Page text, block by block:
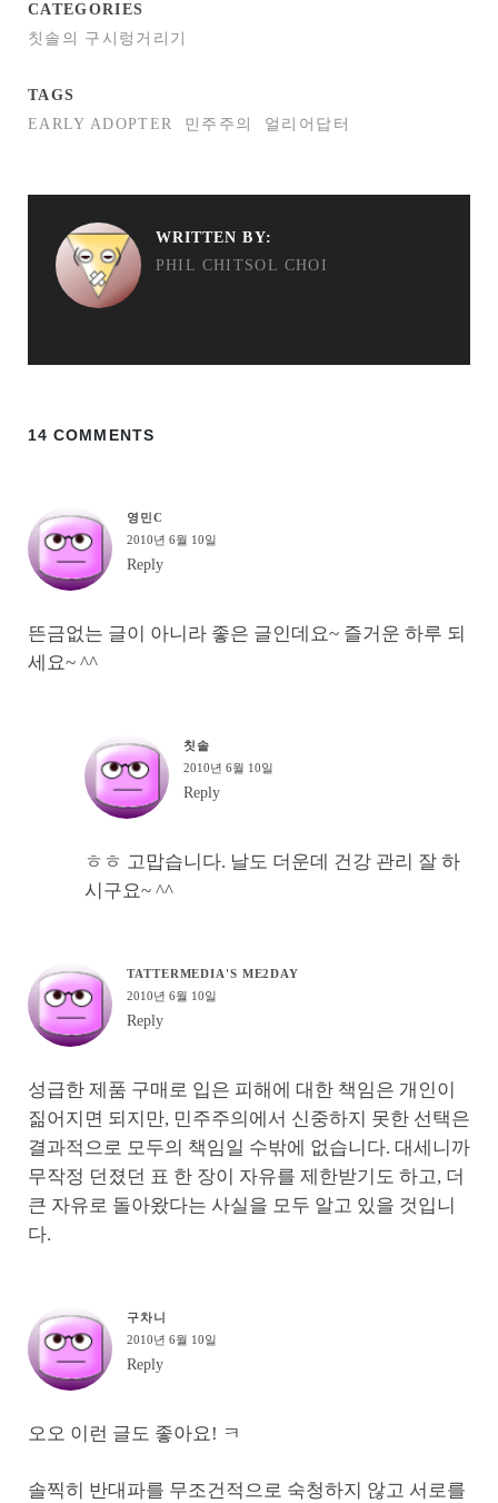
CATEGORIES
칫솔의 구시렁거리기
TAGS
EARLY ADOPTER
민주주의 얼리어답터
WRITTEN BY:
PHIL CHITSOL CHOI
14 COMMENTS
영민C
2010년 6월 10일
Reply
뜬금없는 글이 아니라 좋은 글인데요~ 즐거운 하루 되
세요~ ^^
칫솔
2010년 6월 10일
Reply
ㅎㅎ 고맙습니다. 날도 더운데 건강 관리 잘 하
시구요~ ^^
TATTERMEDIA'S ME2DAY
2010년 6월 10일
Reply
성급한 제품 구매로 입은 피해에 대한 책임은 개인이
짊어지면 되지만, 민주주의에서 신중하지 못한 선택은
결과적으로 모두의 책임일 수밖에 없습니다. 대세니까
무작정 던졌던 표 한 장이 자유를 제한받기도 하고, 더
큰 자유로 돌아왔다는 사실을 모두 알고 있을 것입니
다.
구차니
2010년 6월 10일
Reply
오오 이런 글도 좋아요! ㅋ
솔찍히 반대파를 무조건적으로 숙청하지 않고 서로를